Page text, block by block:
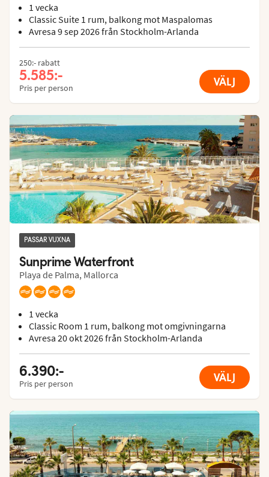
1 vecka
Classic Suite 1 rum, balkong mot Maspalomas
Avresa 9 sep 2026 från Stockholm-Arlanda
250:- rabatt
5.585:-
Pris per person VÄLJ
Hotels
PASSAR VUXNA
Sunprime Waterfront
Playa de Palma, Mallorca
1 vecka
Classic Room 1 rum, balkong mot omgivningarna
Avresa 20 okt 2026 från Stockholm-Arlanda
6.390:-
Pris per person VÄLJ
Hotels